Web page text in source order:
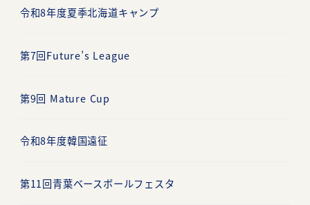
令和8年度夏季北海道キャンプ
第7回Future’s League
第9回 Mature Cup
令和8年度韓国遠征
第11回青葉ベースボールフェスタ